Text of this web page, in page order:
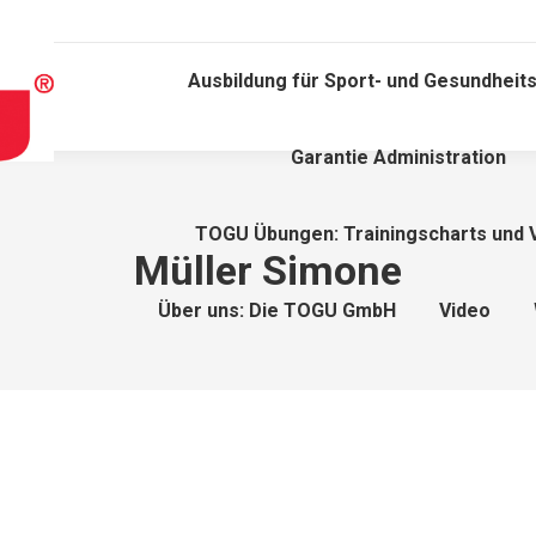
Ausbildung für Sport- und
Garantie Administration
TOGU Übungen: Trainingscharts und
Über uns: Die TOGU GmbH Video
Müller Simone